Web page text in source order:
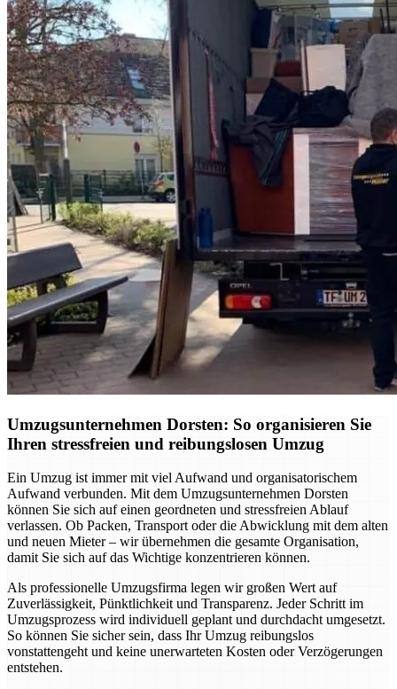
Umzugsunternehmen Dorsten: So organisieren Sie
Ihren stressfreien und reibungslosen Umzug
Ein Umzug ist immer mit viel Aufwand und organisatorischem
Aufwand verbunden. Mit dem Umzugsunternehmen Dorsten
können Sie sich auf einen geordneten und stressfreien Ablauf
verlassen. Ob Packen, Transport oder die Abwicklung mit dem alten
und neuen Mieter – wir übernehmen die gesamte Organisation,
damit Sie sich auf das Wichtige konzentrieren können.
Als professionelle Umzugsfirma legen wir großen Wert auf
Zuverlässigkeit, Pünktlichkeit und Transparenz. Jeder Schritt im
Umzugsprozess wird individuell geplant und durchdacht umgesetzt.
So können Sie sicher sein, dass Ihr Umzug reibungslos
vonstattengeht und keine unerwarteten Kosten oder Verzögerungen
entstehen.